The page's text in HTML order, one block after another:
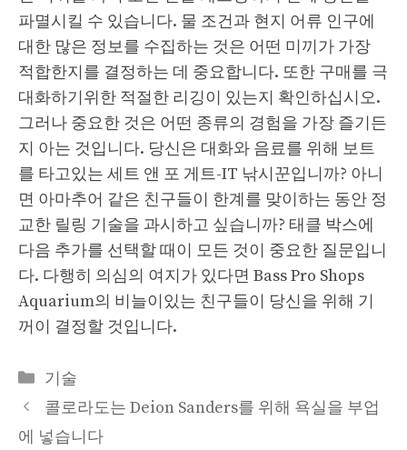
파멸시킬 수 있습니다. 물 조건과 현지 어류 인구에
대한 많은 정보를 수집하는 것은 어떤 미끼가 가장
적합한지를 결정하는 데 중요합니다. 또한 구매를 극
대화하기위한 적절한 리깅이 있는지 확인하십시오.
그러나 중요한 것은 어떤 종류의 경험을 가장 즐기든
지 아는 것입니다. 당신은 대화와 음료를 위해 보트
를 타고있는 세트 앤 포 게트-IT 낚시꾼입니까? 아니
면 아마추어 같은 친구들이 한계를 맞이하는 동안 정
교한 릴링 기술을 과시하고 싶습니까? 태클 박스에
다음 추가를 선택할 때이 모든 것이 중요한 질문입니
다. 다행히 의심의 여지가 있다면 Bass Pro Shops
Aquarium의 비늘이있는 친구들이 당신을 위해 기
꺼이 결정할 것입니다.
Categories
기술
콜로라도는 Deion Sanders를 위해 욕실을 부업
에 넣습니다